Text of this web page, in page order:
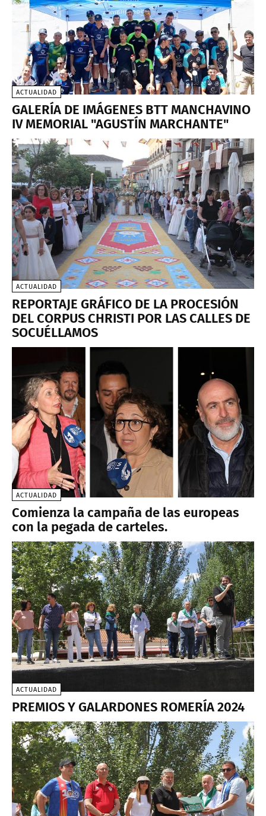
ACTUALIDAD
GALERÍA DE IMÁGENES BTT MANCHAVINO
IV MEMORIAL "AGUSTÍN MARCHANTE"
ACTUALIDAD
REPORTAJE GRÁFICO DE LA PROCESIÓN
DEL CORPUS CHRISTI POR LAS CALLES DE
SOCUÉLLAMOS
ACTUALIDAD
Comienza la campaña de las europeas
con la pegada de carteles.
ACTUALIDAD
PREMIOS Y GALARDONES ROMERÍA 2024